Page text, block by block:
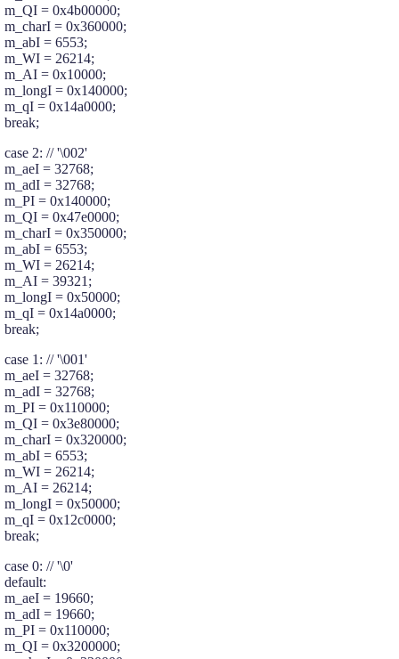
m_QI = 0x4b00000;
m_charI = 0x360000;
m_abI = 6553;
m_WI = 26214;
m_AI = 0x10000;
m_longI = 0x140000;
m_qI = 0x14a0000;
break;
case 2: // '\002'
m_aeI = 32768;
m_adI = 32768;
m_PI = 0x140000;
m_QI = 0x47e0000;
m_charI = 0x350000;
m_abI = 6553;
m_WI = 26214;
m_AI = 39321;
m_longI = 0x50000;
m_qI = 0x14a0000;
break;
case 1: // '\001'
m_aeI = 32768;
m_adI = 32768;
m_PI = 0x110000;
m_QI = 0x3e80000;
m_charI = 0x320000;
m_abI = 6553;
m_WI = 26214;
m_AI = 26214;
m_longI = 0x50000;
m_qI = 0x12c0000;
break;
case 0: // '\0'
default:
m_aeI = 19660;
m_adI = 19660;
m_PI = 0x110000;
m_QI = 0x3200000;